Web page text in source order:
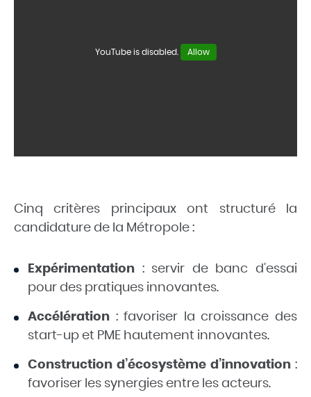
YouTube is disabled. Allow
Cinq critères principaux ont structuré la
candidature de la Métropole :
Expérimentation : servir de banc d’essai
pour des pratiques innovantes.
Accélération : favoriser la croissance des
start-up et PME hautement innovantes.
Construction d’écosystème d’innovation :
favoriser les synergies entre les acteurs.